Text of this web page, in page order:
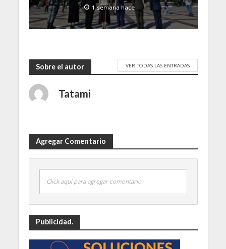
1 semana hace
Sobre el autor VER TODAS LAS ENTRADAS
Tatami
Agregar Comentario
Click aquí para agregar comentario
Publicidad.